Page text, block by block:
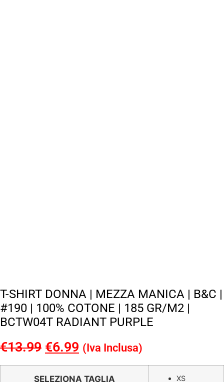
T-SHIRT DONNA | MEZZA MANICA | B&C |
#190 | 100% COTONE | 185 GR/M2 |
BCTW04T RADIANT PURPLE
€13.99 Il
prezzo
€6.99 Il
prezzo
(Iva Inclusa)
SELEZIONA TAGLIA
XS